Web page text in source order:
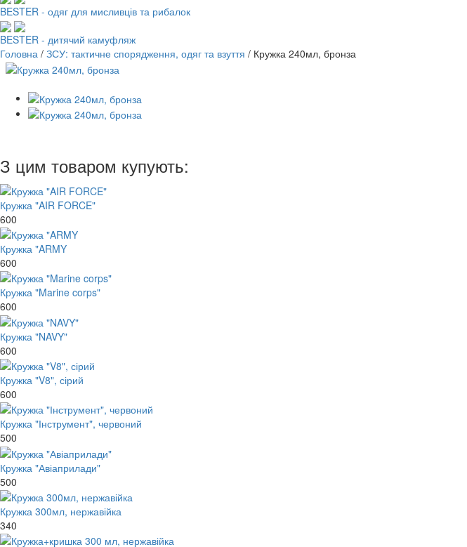
BESTER - одяг для мисливців та рибалок
BESTER - дитячий камуфляж
Головна / ЗСУ: тактичне спорядження, одяг та взуття / Кружка 240мл, бронза
З цим товаром купують:
Кружка "AIR FORCE"
600
Кружка "ARMY
600
Кружка "Marine corps"
600
Кружка "NAVY"
600
Кружка "V8", сірий
600
Кружка "Інструмент", червоний
500
Кружка "Авіаприлади"
500
Кружка 300мл, нержавійка
340